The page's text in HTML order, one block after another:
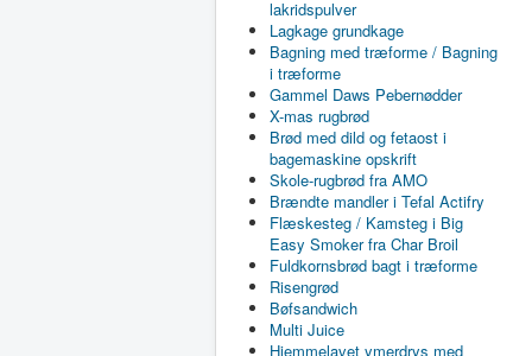
lakridspulver
Lagkage grundkage
Bagning med træforme / Bagning
i træforme
Gammel Daws Pebernødder
X-mas rugbrød
Brød med dild og fetaost i
bagemaskine opskrift
Skole-rugbrød fra AMO
Brændte mandler i Tefal Actifry
Flæskesteg / Kamsteg i Big
Easy Smoker fra Char Broil
Fuldkornsbrød bagt i træforme
Risengrød
Bøfsandwich
Multi Juice
Hjemmelavet ymerdrys med